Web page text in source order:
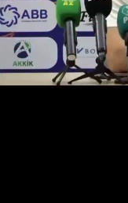
“Juninyo